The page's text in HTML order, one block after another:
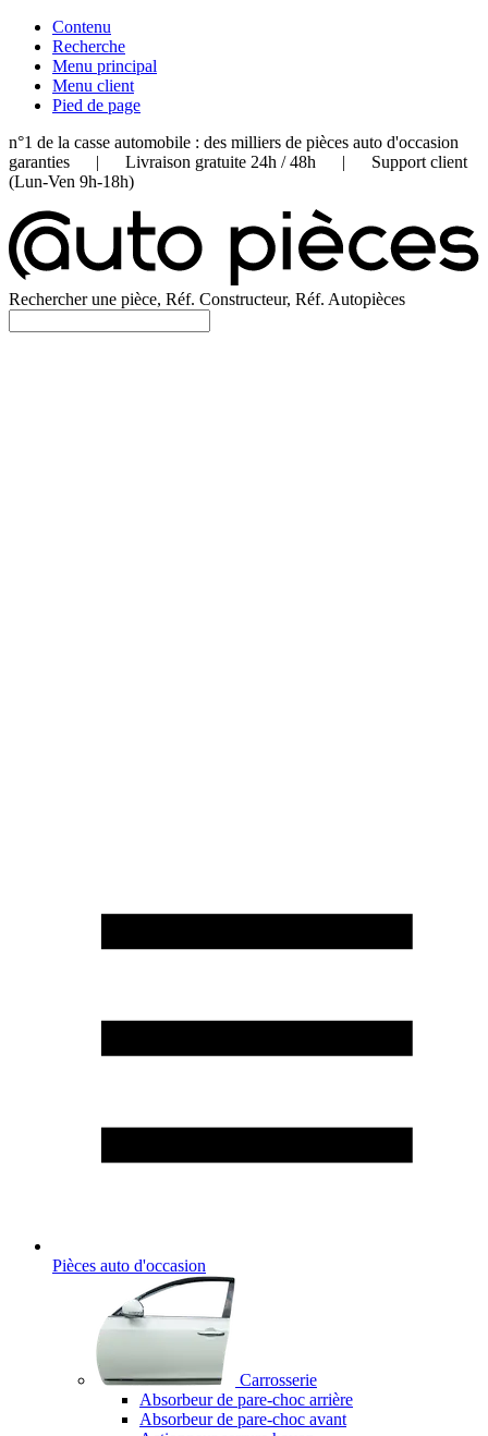
Contenu
Recherche
Menu principal
Menu client
Pied de page
n°1 de la casse automobile : des milliers de pièces auto d'occasion
garanties | Livraison gratuite 24h / 48h | Support client
(Lun-Ven 9h-18h)
Rechercher une pièce, Réf. Constructeur, Réf. Autopièces
Pièces auto d'occasion
Carrosserie
Absorbeur de pare-choc arrière
Absorbeur de pare-choc avant